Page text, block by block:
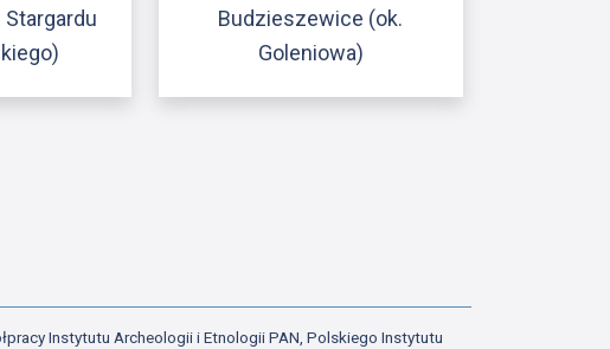
Budzieszewice (ok.
Goleniowa)
strony
Instytutu Archeologii i Etnologii PAN, Polskiego Instytutu